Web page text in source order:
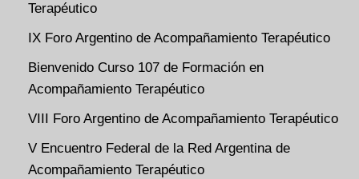
Terapéutico
IX Foro Argentino de Acompañamiento Terapéutico
Bienvenido Curso 107 de Formación en
Acompañamiento Terapéutico
VIII Foro Argentino de Acompañamiento Terapéutico
V Encuentro Federal de la Red Argentina de
Acompañamiento Terapéutico